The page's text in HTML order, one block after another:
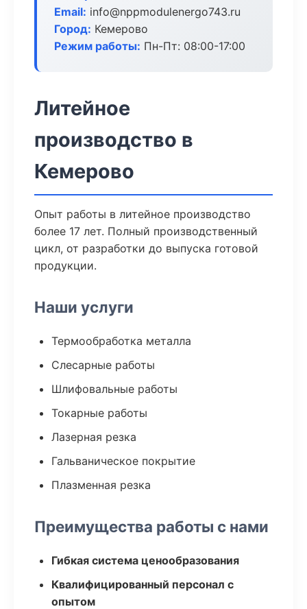
Email: info@nppmodulenergo743.ru
Город: Кемерово
Режим работы: Пн-Пт: 08:00-17:00
Литейное
производство в
Кемерово
Опыт работы в литейное производство
более 17 лет. Полный производственный
цикл, от разработки до выпуска готовой
продукции.
Наши услуги
Термообработка металла
Слесарные работы
Шлифовальные работы
Токарные работы
Лазерная резка
Гальваническое покрытие
Плазменная резка
Преимущества работы с нами
Гибкая система ценообразования
Квалифицированный персонал с
опытом